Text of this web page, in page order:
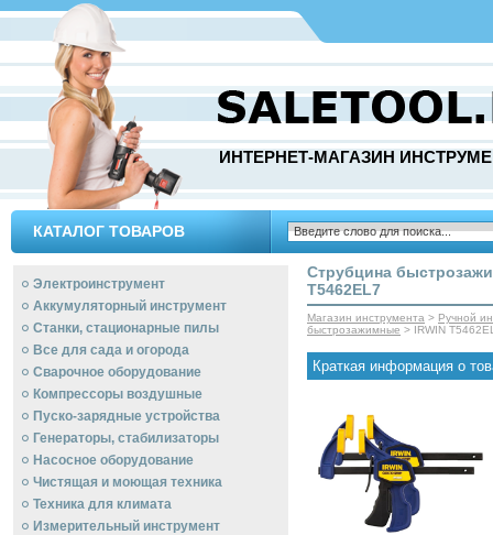
ИНТЕРНЕТ-МАГАЗИН
КАТАЛОГ ТОВАРОВ
Электроинструмент
Аккумуляторный инструмент
Станки, стационарные пилы
Все для сада и огорода
Сварочное оборудование
Компрессоры воздушные
Пуско-зарядные устройства
Генераторы, стабилизаторы
Насосное оборудование
Чистящая и моющая техника
Техника для климата
Измерительный инструмент
Струбцина
T5462EL7
Магазин инструмента > Ручной
быстрозажимные > IRWIN
Краткая информация о